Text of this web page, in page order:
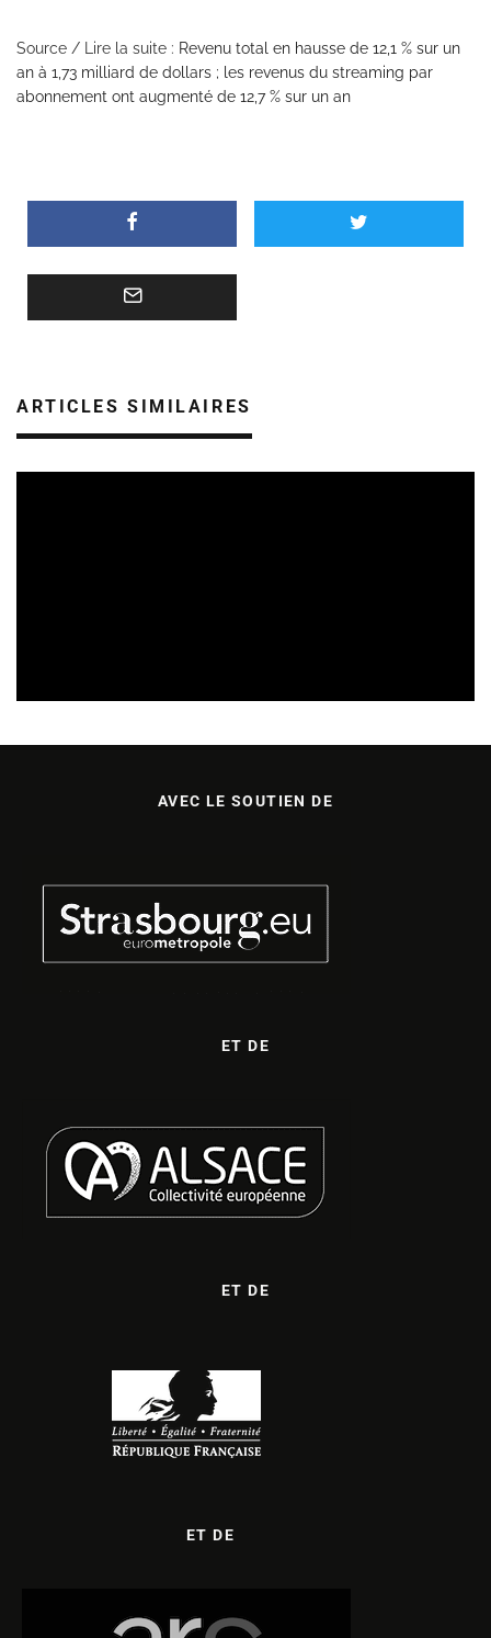
Source / Lire la suite : Revenu total en hausse de 12,1 % sur un
an à 1,73 milliard de dollars ; les revenus du streaming par
abonnement ont augmenté de 12,7 % sur un an
ARTICLES SIMILAIRES
AVEC LE SOUTIEN DE
ET DE
ET DE
ET DE